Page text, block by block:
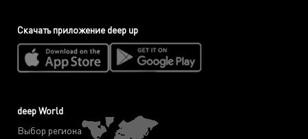
Скачать приложение deep up
deep World
Выбор региона